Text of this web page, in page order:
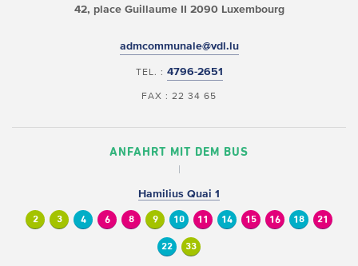
42, place Guillaume II 2090 Luxembourg
admcommunale@vdl.lu
TEL. : 4796-2651
FAX : 22 34 65
ANFAHRT MIT DEM BUS
Hamilius Quai 1
2 3 4 6 8 9 10 11 14 15 16 18 21
22 33